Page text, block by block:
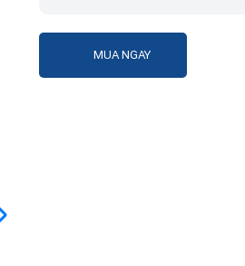
MUA NGAY